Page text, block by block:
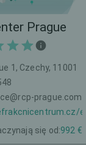
Prague
1, Czechy, 11001
prague.com
en
się od:992 €